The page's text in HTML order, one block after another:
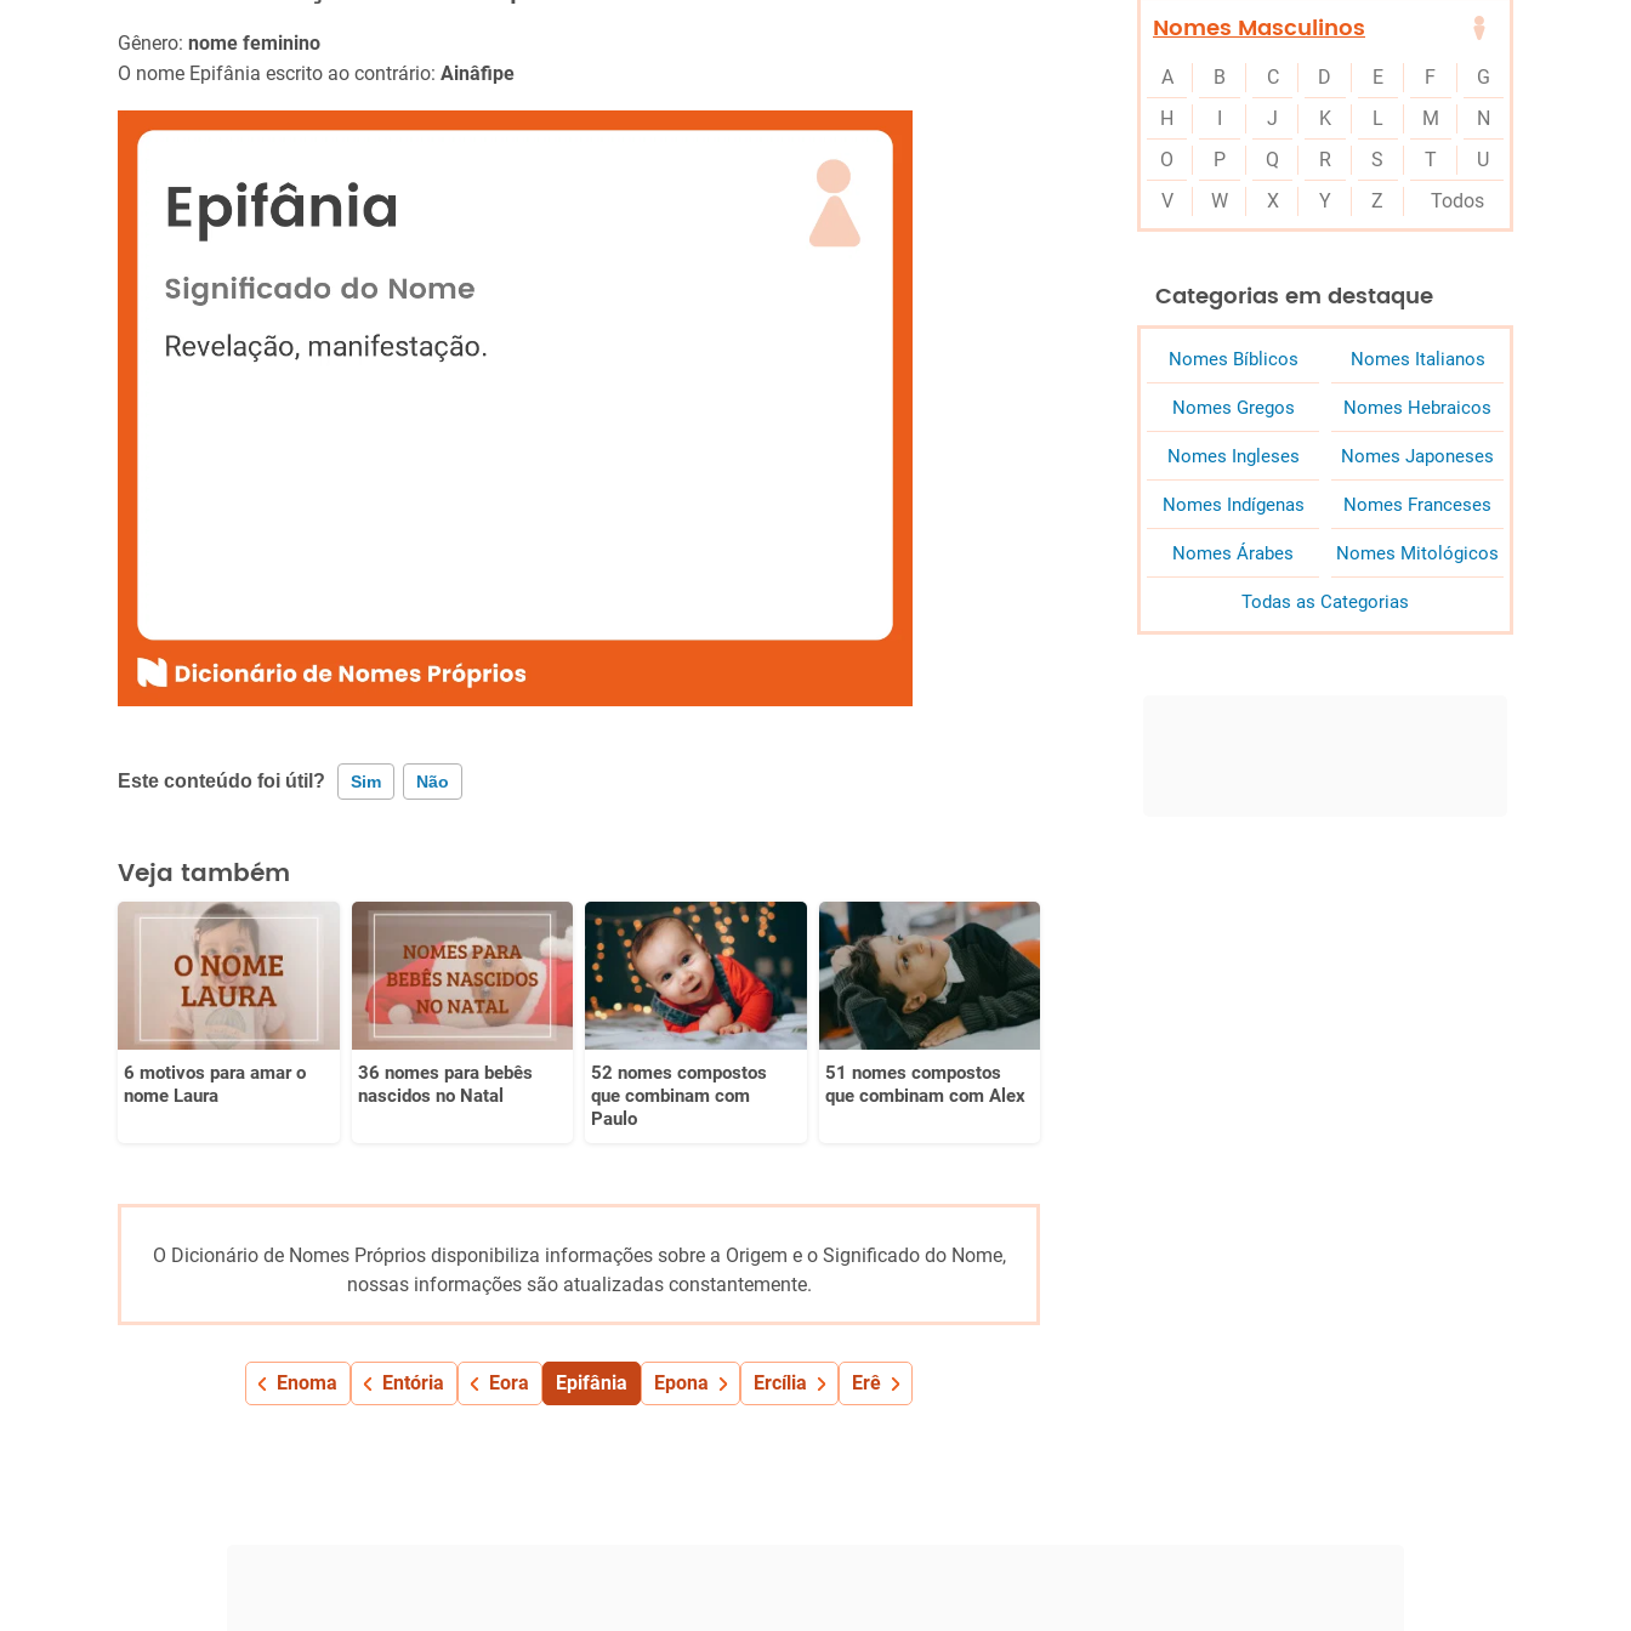
Gênero: nome feminino
O nome Epifânia escrito ao contrário: Ainâfipe
Este conteúdo foi útil? Sim Não
Este conteúdo contém informação incorreta
Este conteúdo não tem a informação que procuro
Outro
Veja também
6 motivos para amar o
nome Laura
36 nomes para bebês
nascidos no Natal
52 nomes compostos
que combinam com
Paulo
51 nomes compostos
que combinam com Alex
O Dicionário de Nomes Próprios disponibiliza informações sobre a Origem e o Significado do Nome,
nossas informações são atualizadas constantemente.
Enoma Entória Eora Epifânia Epona Ercília Erê
Nomes Masculinos
A B C D E F
G
H
I J K L M
N
O
P Q R S T
U
V
W X Y Z Todos
Categorias em destaque
Nomes Bíblicos Nomes Italianos
Nomes Gregos Nomes Hebraicos
Nomes Ingleses Nomes Japoneses
Nomes Indígenas Nomes Franceses
Nomes Árabes Nomes Mitológicos
Todas as Categorias